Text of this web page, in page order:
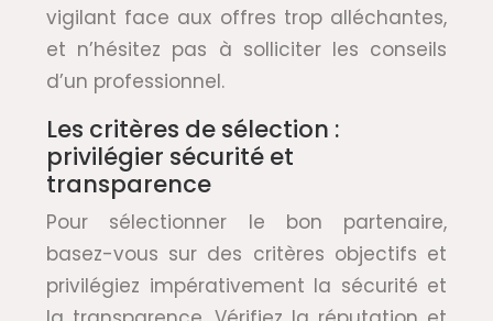
vigilant face aux offres trop alléchantes,
et n’hésitez pas à solliciter les conseils
d’un professionnel.
Les critères de sélection :
privilégier sécurité et
transparence
Pour sélectionner le bon partenaire,
basez-vous sur des critères objectifs et
privilégiez impérativement la sécurité et